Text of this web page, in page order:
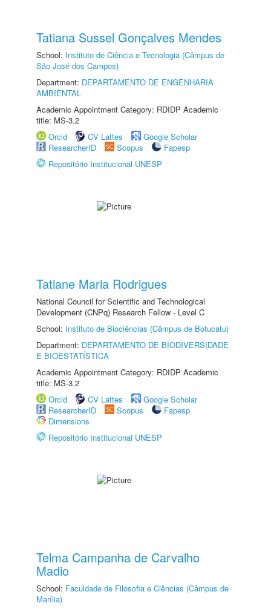
Tatiana Sussel Gonçalves Mendes
School: Instituto de Ciência e Tecnologia (Câmpus de
São José dos Campos)
Department: DEPARTAMENTO DE ENGENHARIA
AMBIENTAL
Academic Appointment Category: RDIDP Academic
title: MS-3.2
Orcid
CV Lattes
Google Scholar
ResearcherID
Scopus
Fapesp
Repositório Institucional UNESP
Tatiane Maria Rodrigues
National Council for Scientific and Technological
Development (CNPq) Research Fellow - Level C
School: Instituto de Biociências (Câmpus de Botucatu)
Department: DEPARTAMENTO DE BIODIVERSIDADE
E BIOESTATÍSTICA
Academic Appointment Category: RDIDP Academic
title: MS-3.2
Orcid
CV Lattes
Google Scholar
ResearcherID
Scopus
Fapesp
Dimensions
Repositório Institucional UNESP
Telma Campanha de Carvalho
Madio
School: Faculdade de Filosofia e Ciências (Câmpus de
Marília)